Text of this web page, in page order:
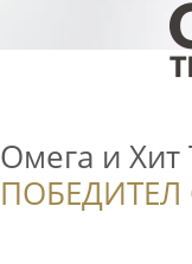
Омега и Хит